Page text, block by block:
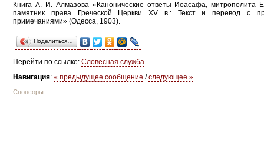
Книга А. И. Алмазова «Канонические ответы Иоасафа, митрополита
памятник права Греческой Церкви XV в.: Текст и перевод с
примечаниями» (Одесса, 1903).
Поделиться…
Перейти по ссылке: Словесная служба
Навигация: « предыдущее сообщение /следующее »
Спонсоры: